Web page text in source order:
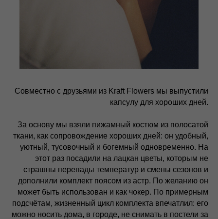
Совместно с друзьями из Kraft Flowers мы выпустили
капсулу для хороших дней.
За основу мы взяли пижамный костюм из полосатой
ткани, как сопровождение хороших дней: он удобный,
уютный, тусовочный и богемный одновременно. На
этот раз посадили на лацкан цветы, которым не
страшны перепады температур и смены сезонов и
дополнили комплект поясом из астр. По желанию он
может быть использован и как чокер. По примерным
подсчётам, жизненный цикл комплекта впечатлил: его
можно носить дома, в городе, не снимать в постели за